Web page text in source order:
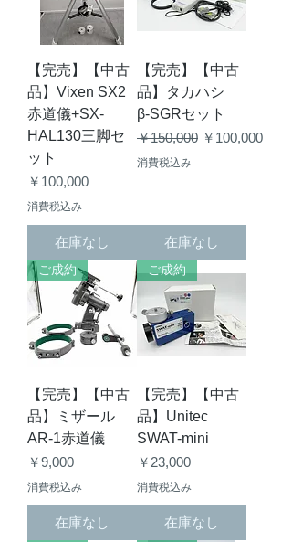
【完売】【中古
品】Vixen SX2
赤道儀+SX-
HAL130三脚セ
ット
価格
￥100,000
消費税込み
在庫なし
【完売】【中古
品】タカハシ
β-SGRセット
通常価格
￥150,000 セール価格
￥100,000
消費税込み
在庫なし
ご成約
【完売】【中古
品】ミザール
AR-1赤道儀
価格
￥9,000
消費税込み
在庫なし
ご成約
【完売】【中古
品】Unitec
SWAT-mini
価格
￥23,000
消費税込み
在庫なし